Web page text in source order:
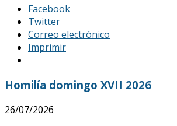
Facebook
Twitter
Correo electrónico
Imprimir
Homilía domingo XVII 2026
26/07/2026